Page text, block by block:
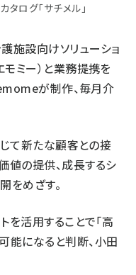
ログ「サチメル」
施設向けソリューショ
ミー）と業務提携を
が制作、毎月介
て新たな顧客との接
値の提供、成長するシ
をめざす。
を活用することで「高
能になると判断、小田